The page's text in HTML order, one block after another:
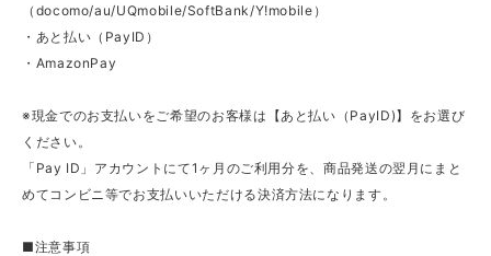
（docomo/au/UQmobile/SoftBank/Y!mobile）
・あと払い（PayID）
・AmazonPay
※現金でのお支払いをご希望のお客様は【あと払い（PayID)】をお選び
ください。
「Pay ID」アカウントにて1ヶ月のご利用分を、商品発送の翌月にまと
めてコンビニ等でお支払いいただける決済方法になります。
■注意事項